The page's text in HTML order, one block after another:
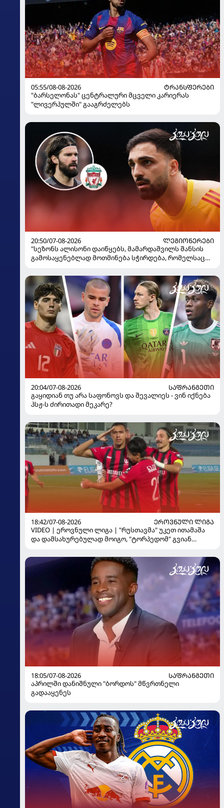
05:55/08-08-2026
ᲢᲠᲐᲜᲡᲤᲔᲠᲔᲑᲘ
"ბარსელონას" ცენტრალური მცველი კარიერას
"ლივერპულში" გააგრძელებს
20:50/07-08-2026
ᲚᲔᲒᲘᲝᲜᲔᲠᲔᲑᲘ
"სეზონს ალისონი დაიწყებს, მამარდაშვილს შანსის
გამოსაყენებლად მოთმინება სჭირდება, რომელსაც
ყოფილმა მეკარემ
20:04/07-08-2026
ᲡᲐᲤᲠᲐᲜᲒᲔᲗᲘ
გაყიდიან თუ არა საფონოვს და შევალიეს - ვინ იქნება
პსჟ-ს ძირითადი მეკარე?
18:42/07-08-2026
ᲔᲠᲝᲕᲜᲣᲚᲘ ᲚᲘᲒᲐ
VIDEO | ეროვნული ლიგა | "რუსთავმა" უკეთ ითამაშა
და დამსახურებულად მოიგო, "ტორპედომ" გვიან
18:05/07-08-2026
ᲡᲐᲤᲠᲐᲜᲒᲔᲗᲘ
აპრილში დანიშნული "ბორდოს" მწვრთნელი
გადააყენეს